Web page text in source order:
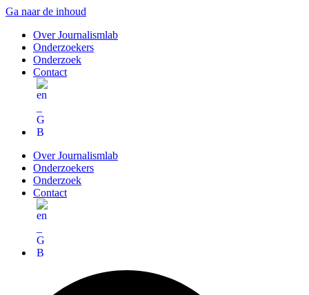
Ga naar de inhoud
Over Journalismlab
Onderzoekers
Onderzoek
Contact
Over Journalismlab
Onderzoekers
Onderzoek
Contact